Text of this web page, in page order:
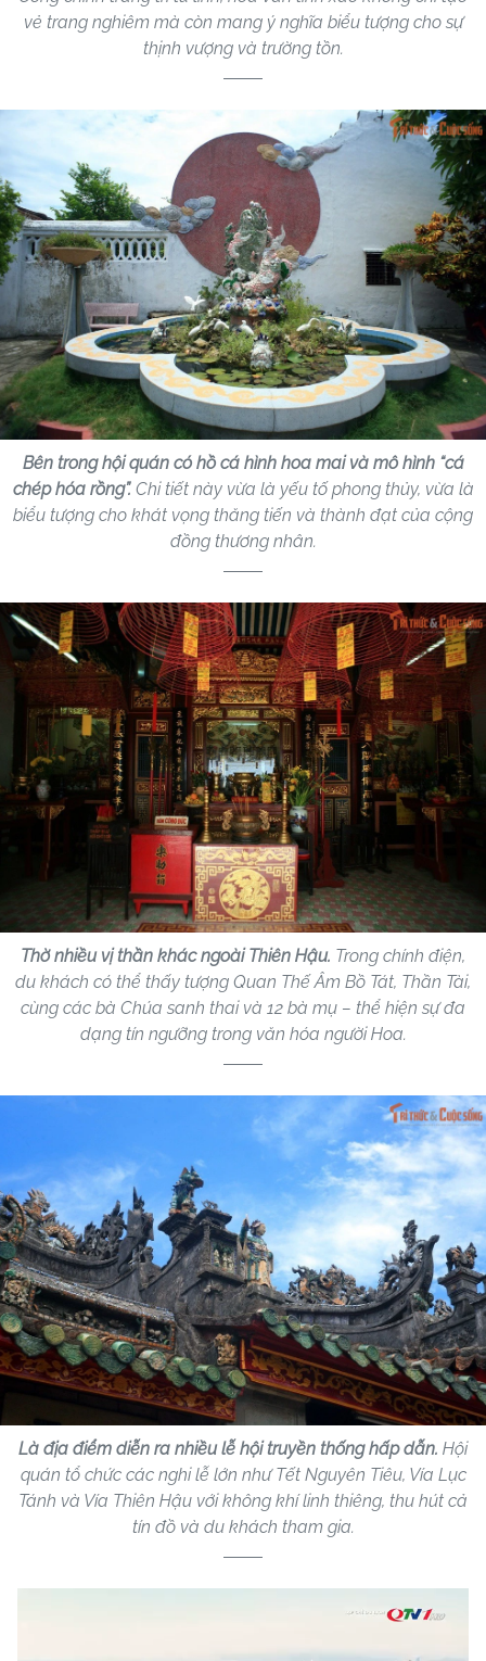
vẻ trang nghiêm mà còn mang ý nghĩa biểu tượng cho sự
thịnh vượng và trường tồn.
Bên trong hội quán có hồ cá hình hoa mai và mô hình “cá
chép hóa rồng”.Chi tiết này vừa là yếu tố phong thủy, vừa là
biểu tượng cho khát vọng thăng tiến và thành đạt của cộng
đồng thương nhân.
Thờ nhiều vị thần khác ngoài Thiên Hậu. Trong chính điện,
du khách có thể thấy tượng Quan Thế Âm Bồ Tát, Thần Tài,
cùng các bà Chúa sanh thai và 12 bà mụ – thể hiện sự đa
dạng tín ngưỡng trong văn hóa người Hoa.
Là địa điểm diễn ra nhiều lễ hội truyền thống hấp dẫn. Hội
quán tổ chức các nghi lễ lớn như Tết Nguyên Tiêu, Vía Lục
Tánh và Vía Thiên Hậu với không khí linh thiêng, thu hút cả
tín đồ và du khách tham gia.